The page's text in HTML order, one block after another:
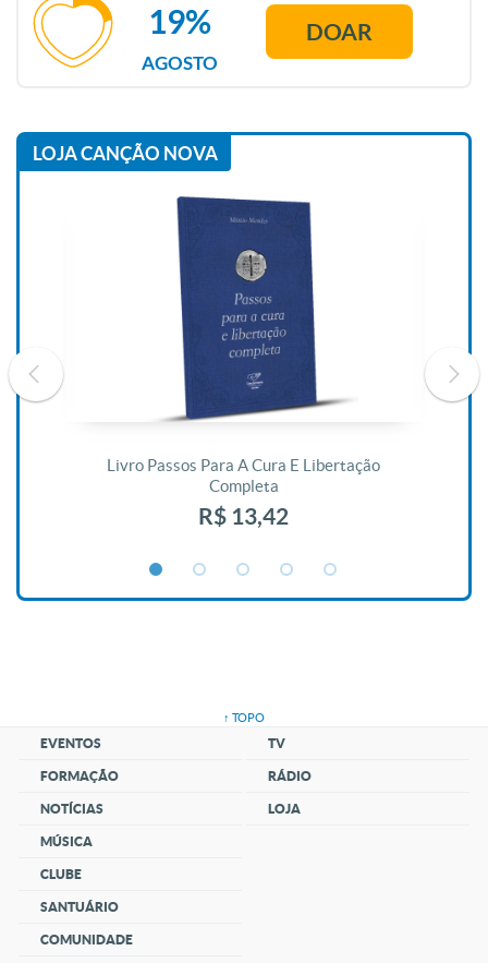
AGOSTO
19% DOAR
LOJA CANÇÃO NOVA
Livro Passos Para A Cura E Libertação
Completa
R$ 13,42
↑ TOPO
EVENTOS
FORMAÇÃO
NOTÍCIAS
MÚSICA
CLUBE
SANTUÁRIO
COMUNIDADE
TV
RÁDIO
LOJA